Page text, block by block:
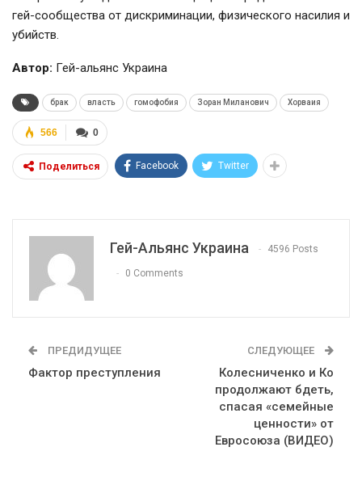
гей-сообщества от дискриминации, физического насилия и
убийств.
Автор: Гей-альянс Украина
брак власть гомофобия Зоран Миланович Хорваия
0
566
Поделиться Facebook Twitter
Гей-Альянс Украина 4596 Posts
0 Comments
ПРЕДИДУЩЕЕ
Фактор преступления
СЛЕДУЮЩЕЕ
Колесниченко и Ко
продолжают бдеть,
спасая «семейные
ценности» от
Евросоюза (ВИДЕО)